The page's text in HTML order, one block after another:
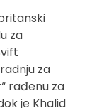
za
za
rađenu za
je Khalid